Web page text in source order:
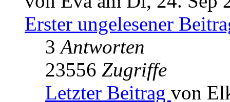
Erster ungelesener
3Antworten
23556 Zugriffe
Letzter Beitrag von